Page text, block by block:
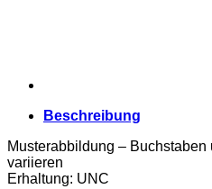
Beschreibung
Musterabbildung –
variieren
Erhaltung: UNC